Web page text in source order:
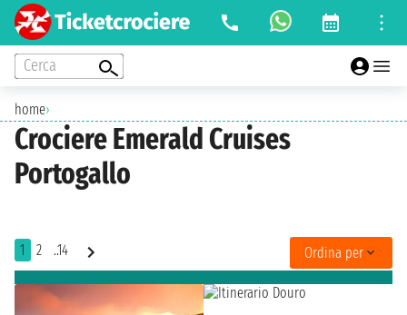
Cerca
home›
Crociere Emerald Cruises
Portogallo
1 2 ..14 Ordina per